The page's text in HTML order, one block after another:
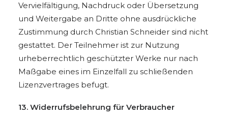
Vervielfältigung, Nachdruck oder Übersetzung
und Weitergabe an Dritte ohne ausdrückliche
Zustimmung durch Christian Schneider sind nicht
gestattet. Der Teilnehmer ist zur Nutzung
urheberrechtlich geschützter Werke nur nach
Maßgabe eines im Einzelfall zu schließenden
Lizenzvertrages befugt.
13. Widerrufsbelehrung für Verbraucher